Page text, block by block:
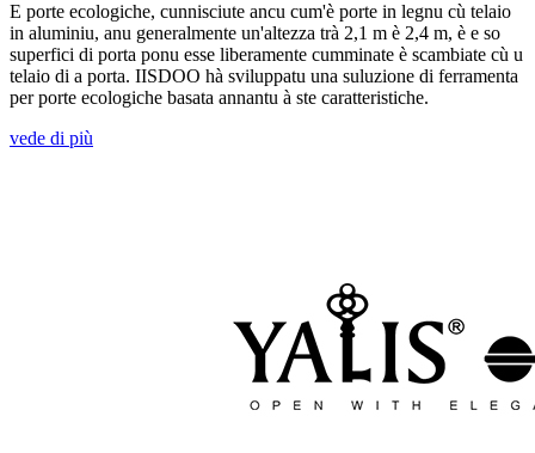
E porte ecologiche, cunnisciute ancu cum'è porte in legnu cù telaio
in aluminiu, anu generalmente un'altezza trà 2,1 m è 2,4 m, è e so
superfici di porta ponu esse liberamente cumminate è scambiate cù u
telaio di a porta. IISDOO hà sviluppatu una suluzione di ferramenta
per porte ecologiche basata annantu à ste caratteristiche.
vede di più